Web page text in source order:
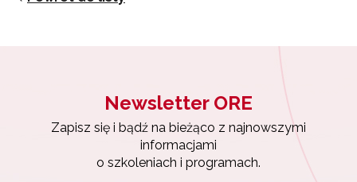
Newsletter ORE
Zapisz się i bądź na bieżąco z najnowszymi
informacjami
o szkoleniach i programach.
o szkoleniach i programach.
Wyrażam zgodę na przetwarzanie moich danych
osobowych przez ORE w celach marketingowych.